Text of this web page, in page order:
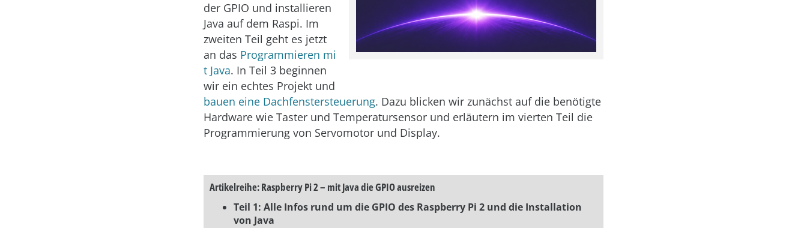
der GPIO und installieren
Java auf dem Raspi. Im
zweiten Teil geht es jetzt
an das Programmieren mi
t Java. In Teil 3 beginnen
wir ein echtes Projekt und
bauen eine Dachfenstersteuerung. Dazu blicken wir zunächst auf die benötigte
Hardware wie Taster und Temperatursensor und erläutern im vierten Teil die
Programmierung von Servomotor und Display.
Artikelreihe: Raspberry Pi 2 – mit Java die GPIO ausreizen
Teil 1: Alle Infos rund um die GPIO des Raspberry Pi 2 und die Installation
von Java